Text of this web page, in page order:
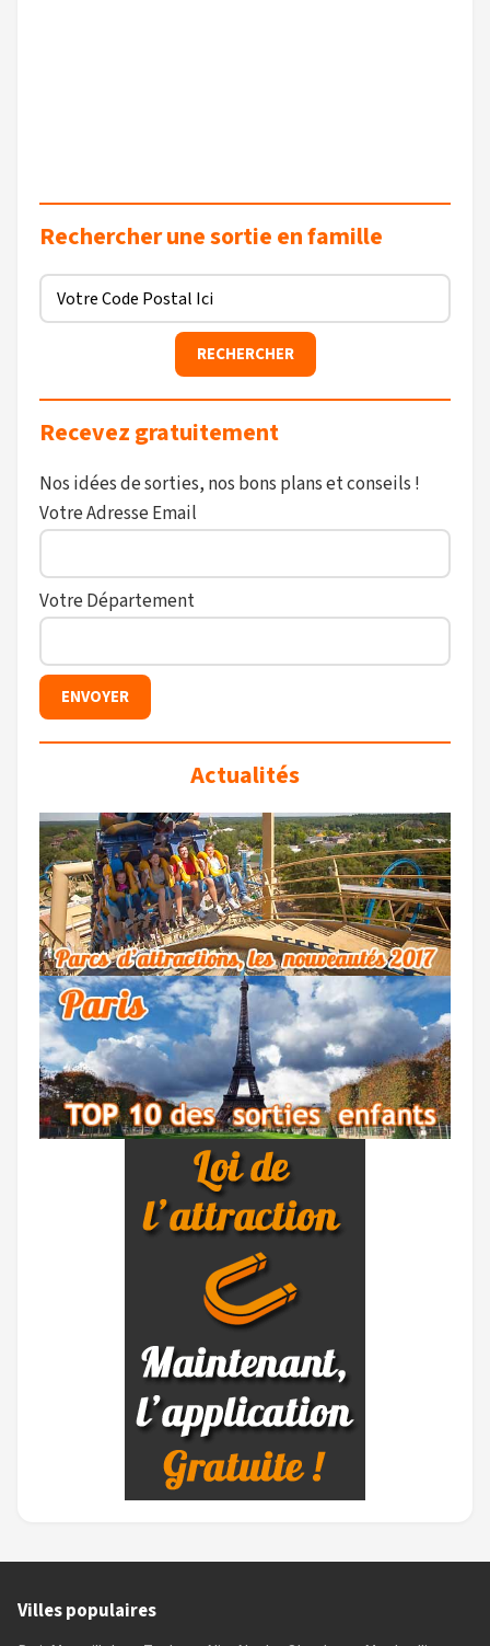
Rechercher une sortie en famille
Recevez gratuitement
Nos idées de sorties, nos bons plans et conseils !
Votre Adresse Email
Votre Département
Actualités
Villes populaires